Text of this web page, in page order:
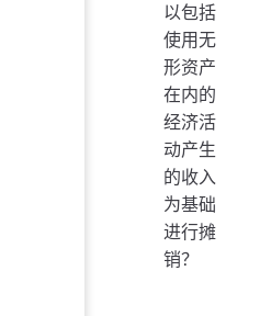
以包括
使用无
形资产
在内的
经济活
动产生
的收入
为基础
进行摊
销？